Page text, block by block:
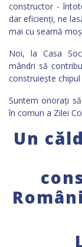
constructor -
dar eficienți, ne
mai cu seamă
Noi, la Casa
mândri să
construiește
Suntem onorați
în comun a Zilei
Un